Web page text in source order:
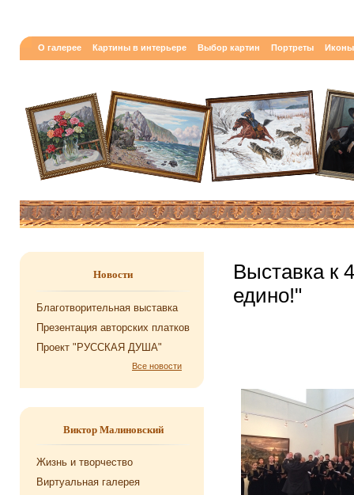
О галерее Картины в интерьере Выбор картин Портреты Иконы
Новости
Благотворительная выставка
Презентация авторских платков
Проект "РУССКАЯ ДУША"
Все новости
Виктор Малиновский
Жизнь и творчество
Виртуальная галерея
Выставка к
едино!"